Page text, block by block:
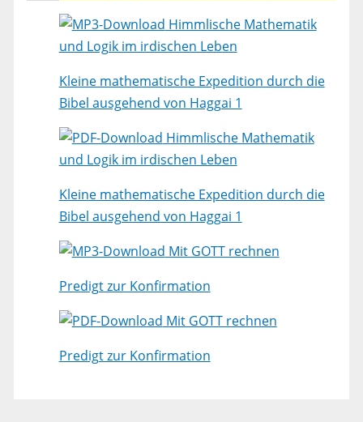
Himmlische Mathematik
und Logik im irdischen Leben
Kleine mathematische Expedition durch die
Bibel ausgehend von Haggai 1
Himmlische Mathematik
und Logik im irdischen Leben
Kleine mathematische Expedition durch die
Bibel ausgehend von Haggai 1
Mit GOTT rechnen
Predigt zur Konfirmation
Mit GOTT rechnen
Predigt zur Konfirmation